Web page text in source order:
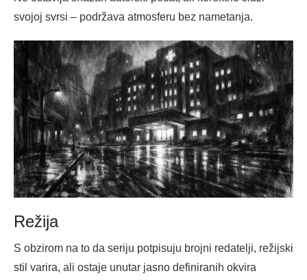
svojoj svrsi – podržava atmosferu bez nametanja.
Režija
S obzirom na to da seriju potpisuju brojni redatelji, režijski
stil varira, ali ostaje unutar jasno definiranih okvira